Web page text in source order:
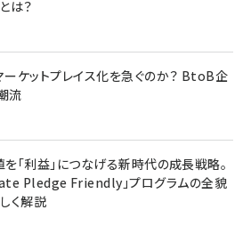
は？
ケットプレイス化を急ぐのか？ BtoB企
流
「利益」につなげる新時代の成長戦略。
Pledge Friendly」プログラムの全貌
く解説